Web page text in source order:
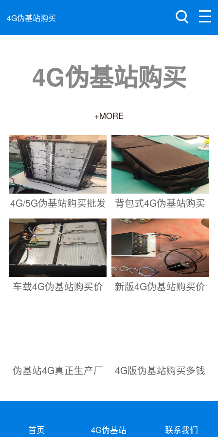
4G伪基站购买
4G伪基站购买
+MORE
4G/5G伪基站购买批发 背包式4G伪基站购买
车载4G伪基站购买价 新版4G伪基站购买价
伪基站4G真正生产厂 4G版伪基站购买多钱
首页 4G伪基站 联系我们